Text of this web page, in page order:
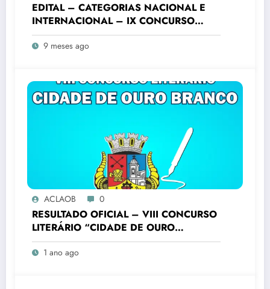
EDITAL – CATEGORIAS NACIONAL E
INTERNACIONAL – IX CONCURSO
LITERÁRIO “CIDADE DE OURO
BRANCO”
9 meses ago
ACLAOB 0
RESULTADO OFICIAL – VIII CONCURSO
LITERÁRIO “CIDADE DE OURO
BRANCO”
1 ano ago